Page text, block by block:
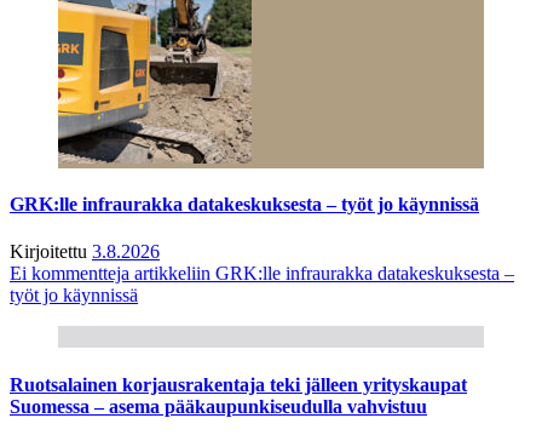
GRK:lle infraurakka datakeskuksesta – työt jo käynnissä
Kirjoitettu 3.8.2026
Ei kommentteja artikkeliin GRK:lle infraurakka datakeskuksesta –
työt jo käynnissä
Ruotsalainen korjausrakentaja teki jälleen yrityskaupat
Suomessa – asema pääkaupunkiseudulla vahvistuu